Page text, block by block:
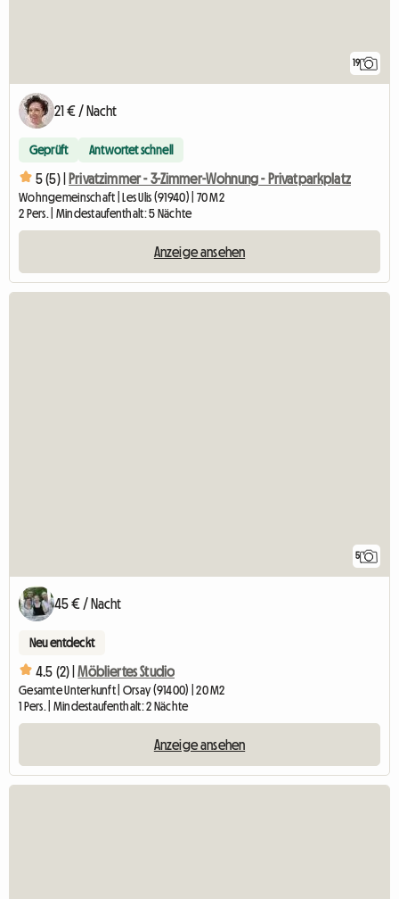
19
21 € / Nacht
Geprüft Antwortet schnell
5 (5) | Privatzimmer - 3-Zimmer-Wohnung - Privatparkplatz
Wohngemeinschaft | Les Ulis (91940) | 70 M2
2 Pers. | Mindestaufenthalt: 5 Nächte
Anzeige ansehen
5
45 € / Nacht
Neu entdeckt
4.5 (2) | Möbliertes Studio
Gesamte Unterkunft | Orsay (91400) | 20 M2
1 Pers. | Mindestaufenthalt: 2 Nächte
Anzeige ansehen